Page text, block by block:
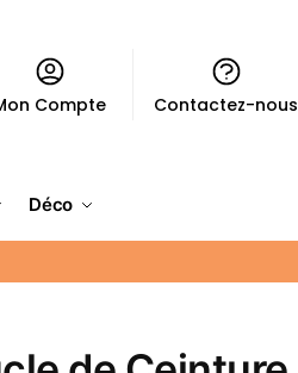
Compte Contactez-nous
Déco